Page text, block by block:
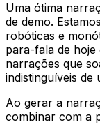
Uma ótima
de demo.
robóticas e
para-fala de
narrações que
indistinguíveis de
Ao gerar a
combinar com a